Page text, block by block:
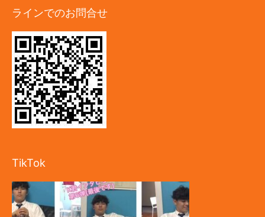
ラインでのお問合せ
TikTok